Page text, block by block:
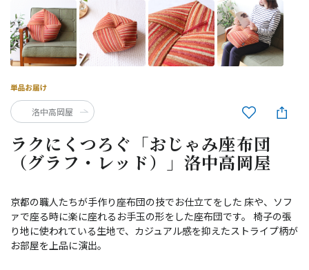
ラクにくつろぐ「おじゃみ座布団
（グラフ・レッド）」洛中高岡屋
京都の職人たちが手作り座布団の技でお仕立てをした 床や、ソフ
ァで座る時に楽に座れるお手玉の形をした座布団です。 椅子の張
り地に使われている生地で、カジュアル感を抑えたストライプ柄が
お部屋を上品に演出。
洛中高岡屋